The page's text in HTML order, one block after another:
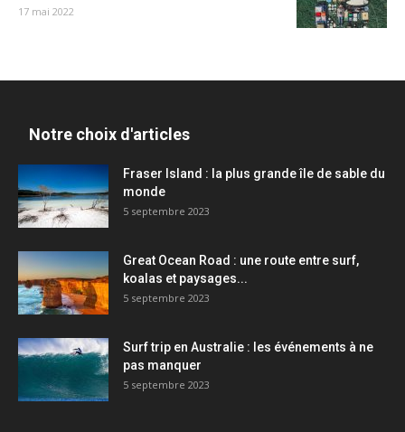
17 mai 2022
Notre choix d'articles
Fraser Island : la plus grande île de sable du
monde
5 septembre 2023
Great Ocean Road : une route entre surf,
koalas et paysages...
5 septembre 2023
Surf trip en Australie : les événements à ne
pas manquer
5 septembre 2023